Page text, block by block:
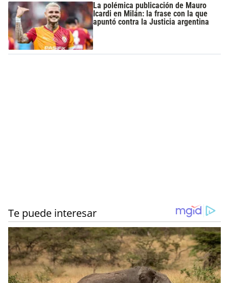
La polémica publicación de Mauro
Icardi en Milán: la frase con la que
apuntó contra la Justicia argentina